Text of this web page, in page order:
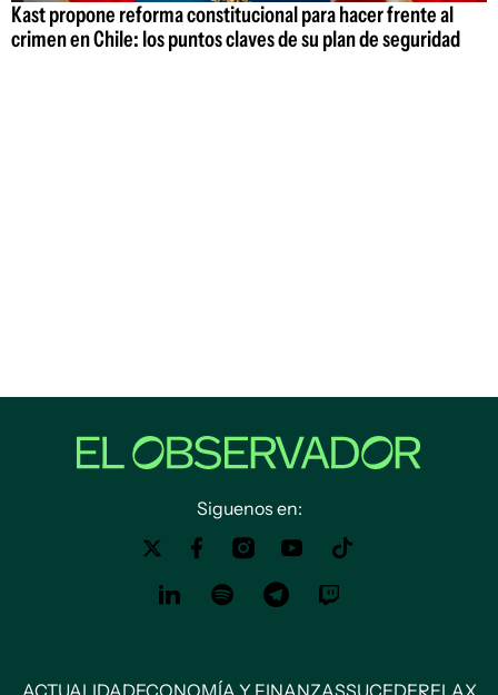
Kast propone reforma constitucional para hacer frente al
crimen en Chile: los puntos claves de su plan de seguridad
Siguenos en: